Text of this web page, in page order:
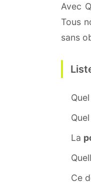
Avec
Tous
sans
La
Ce